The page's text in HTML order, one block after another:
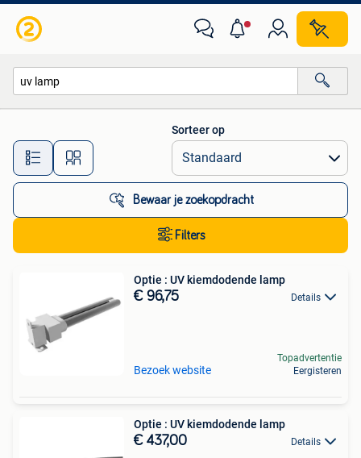
Alle afstanden…
Sorteer op
Bewaar je zoekopdracht
Filters
Optie : UV kiemdodende lamp
€ 96,75 Details
Bezoek website
Topadvertentie
Eergisteren
Optie : UV kiemdodende lamp
€ 437,00 Details